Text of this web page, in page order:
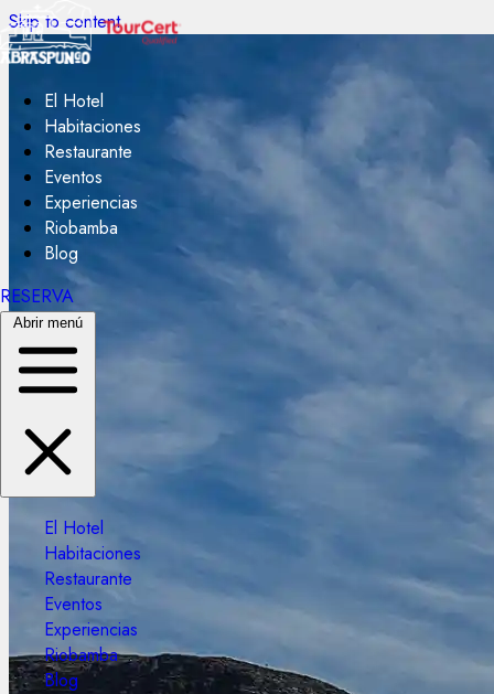
Skip to content
El Hotel
Habitaciones
Restaurante
Eventos
Experiencias
Riobamba
Blog
RESERVA
Abrir menú
El Hotel
Habitaciones
Restaurante
Eventos
Experiencias
Riobamba
Blog